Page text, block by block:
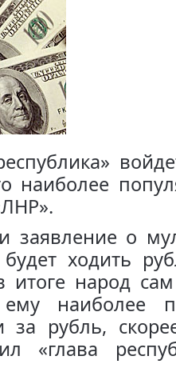
наиболее
заявление о
ходить
народ сам
наиболее
рубль,
«глава